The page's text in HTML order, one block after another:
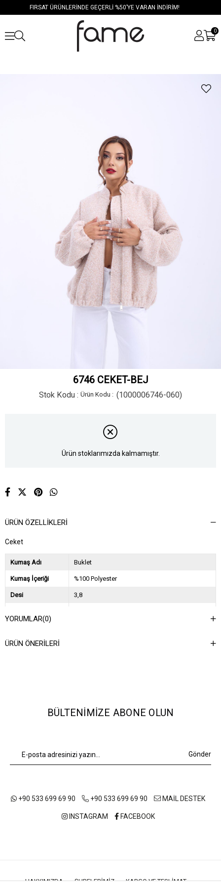
FIRSAT ÜRÜNLERİNDE GEÇERLİ %50’YE VARAN İNDİRİM!
0
6746 CEKET-BEJ
Stok Kodu (1000006746-060)
Ürün stoklarımızda kalmamıştır.
ÜRÜN ÖZELLIKLERI
Ceket
Kumaş Adı Buklet
Kumaş İçeriği %100 Polyester
Desi 3,8
Asorti Bilgisi
YORUMLAR(0)
ÜRÜN ÖNERILERI
BÜLTENIMIZE ABONE OLUN
Gönder
+90 533 699 69 90 +90 533 699 69 90 MAİL DESTEK
INSTAGRAM FACEBOOK
HAKKIMIZDA ŞUBELERIMIZ
KARGO VE TESLIMAT